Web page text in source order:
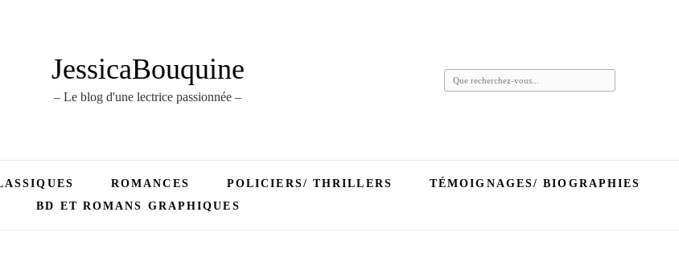
JessicaBouquine
– Le blog d'une lectrice passionnée –
Vous
ROMANCES POLICIERS/ THRILLERS
TÉMOIGNAGES/ BIOGRAPHIES
BD ET ROMANS GRAPHIQUES